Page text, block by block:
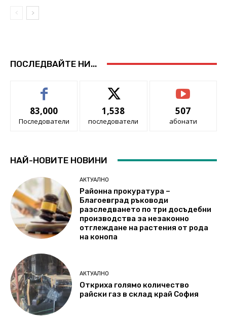
ПОСЛЕДВАЙТЕ НИ...
83,000
Последователи
1,538
последователи
507
абонати
НАЙ-НОВИТЕ НОВИНИ
АКТУАЛНО
Районна прокуратура –
Благоевград ръководи
разследването по три досъдебни
производства за незаконно
отглеждане на растения от рода
на конопа
АКТУАЛНО
Откриха голямо количество
райски газ в склад край София